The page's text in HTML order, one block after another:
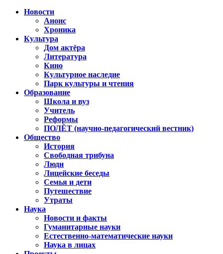
Новости
Анонс
Хроника
Культура
Дом актёра
Литература
Кино
Культурное наследие
Парк культуры и чтения
Образование
Школа и вуз
Учитель
Реформы
ПОЛЁТ (научно-педагогический вестник)
Общество
История
Свободная трибуна
Люди
Лицейские беседы
Семья и дети
Путешествие
Утраты
Наука
Новости и факты
Гуманитарные науки
Естественно-математические науки
Наука в лицах